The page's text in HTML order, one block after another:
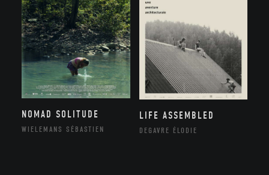
NOMAD SOLITUDE
WIELEMANS SÉBASTIEN
LIFE ASSEMBLED
DEGAVRE ÉLODIE